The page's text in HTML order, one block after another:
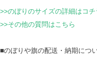
>>のぼりのサイズの詳細はコチ
>>その他の質問はこちら
■のぼりや旗の配送・納期につ